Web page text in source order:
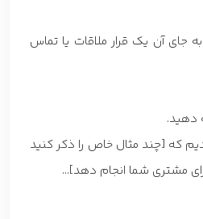
جای آن یک قرار ملاقات یا تماس
دهید.
که [چند مثال خاص را ذکر کنید
مشتری شما انجام دهد]…